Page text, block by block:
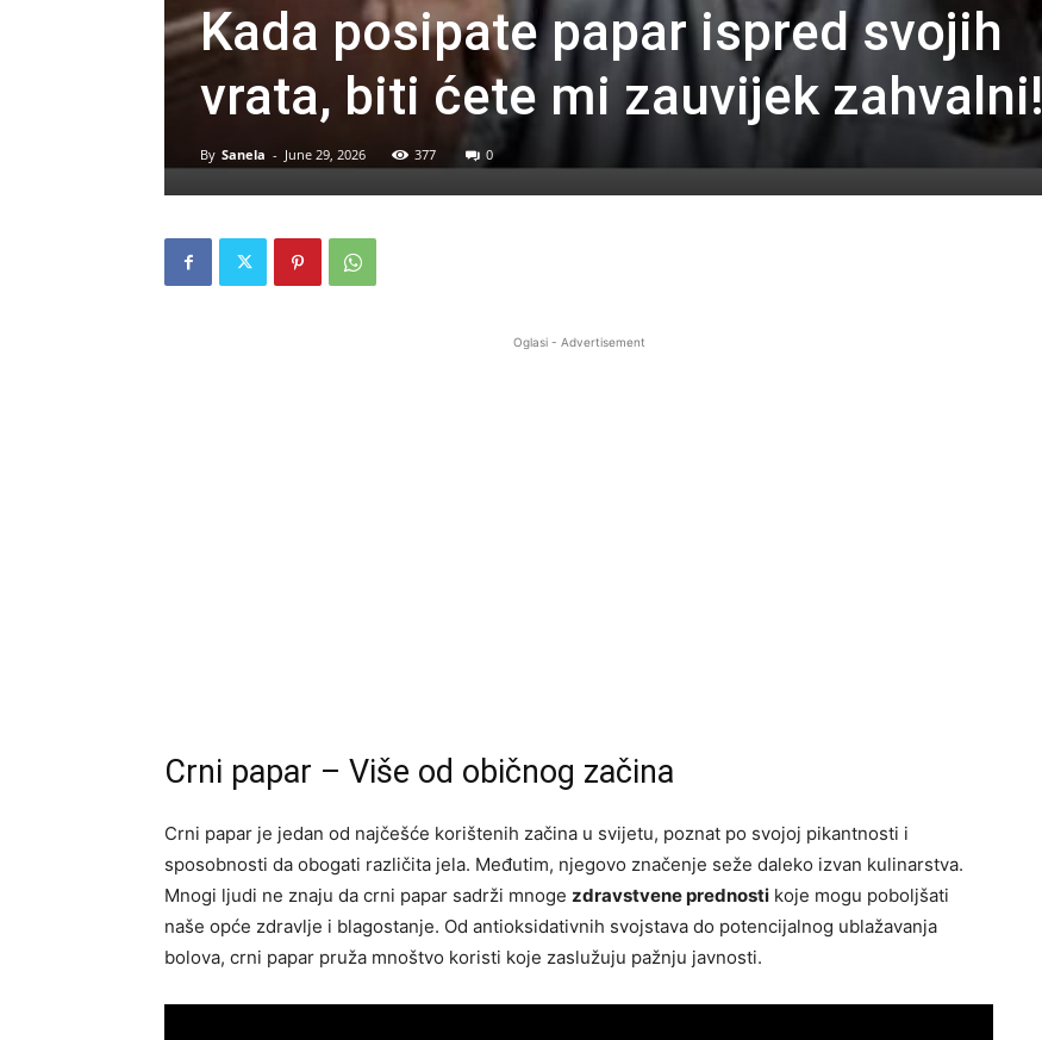
Kada posipate papar ispred svojih
vrata, biti ćete mi zauvijek zahvalni!
By Sanela - June 29, 2026 377 0
Oglasi - Advertisement
Crni papar – Više od običnog začina
Crni papar je jedan od najčešće korištenih začina u svijetu, poznat po svojoj pikantnosti i
sposobnosti da obogati različita jela. Međutim, njegovo značenje seže daleko izvan kulinarstva.
Mnogi ljudi ne znaju da crni papar sadrži mnoge zdravstvene prednosti koje mogu poboljšati
naše opće zdravlje i blagostanje. Od antioksidativnih svojstava do potencijalnog ublažavanja
bolova, crni papar pruža mnoštvo koristi koje zaslužuju pažnju javnosti.